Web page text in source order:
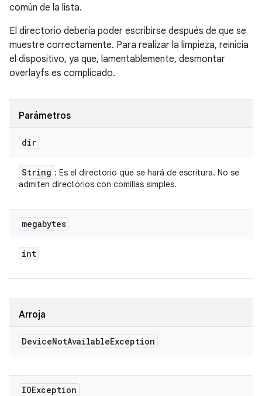
común de la lista.
El directorio debería poder escribirse después de que se
muestre correctamente. Para realizar la limpieza, reinicia
el dispositivo, ya que, lamentablemente, desmontar
overlayfs es complicado.
Parámetros
dir
String : Es el directorio que se hará de escritura. No se
admiten directorios con comillas simples.
megabytes
int
Arroja
DeviceNotAvailableException
IOException